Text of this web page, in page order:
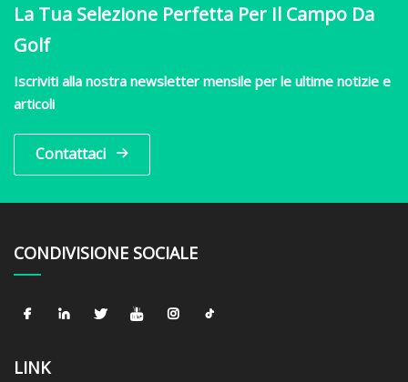
La Tua Selezione Perfetta Per Il Campo Da
Golf
Iscriviti alla nostra newsletter mensile per le ultime notizie e
articoli
Contattaci
CONDIVISIONE SOCIALE
LINK